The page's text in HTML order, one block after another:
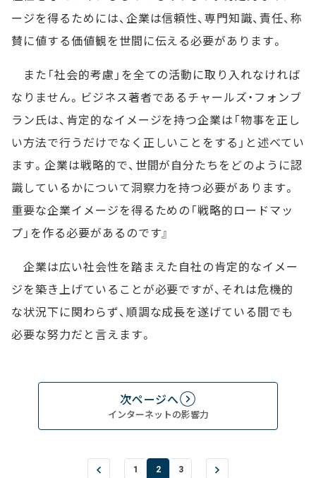
ージを得るためには、企業は信頼性、専門知識、責任、称
賛に値する価値観を世間に伝える必要があります。
また「社会的考慮」を全ての活動に取り入れなければ
なりません。ビジネス著者であるチャールズ・フォンブ
ラン氏は、肯定的なイメージを持つ企業は「物事を正し
い方法で行うだけでなく正しいことをする」と述べてい
ます。企業は戦略的で、世間が自分たちをどのように認
識しているかについて洞察力を持つ必要があります。
重要な企業イメージを得るための「戦略的ロードマッ
プ」を作る必要があるのです』
企業は広い社会性を踏まえた自社の肯定的なイメー
ジを築き上げていることが必要ですが、それは危機的
な状況下に関わらず、順調な成長を遂げている間でも
必要な努力だと言えます。
次ページへ
インターネットの影響力
1 2 3